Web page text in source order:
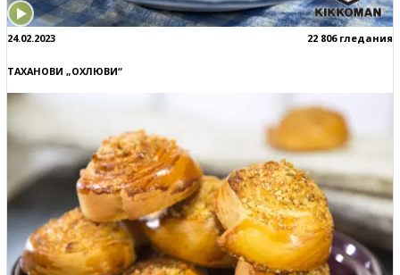
24.02.2023 22 806 гледания
ТАХАНОВИ „ОХЛЮВИ“